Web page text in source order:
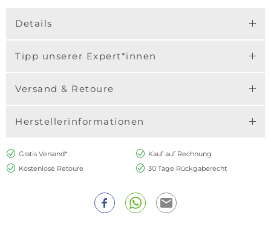
Details
Tipp unserer Expert*innen
Versand & Retoure
Herstellerinformationen
Gratis Versand*
Kauf auf Rechnung
Kostenlose Retoure
30 Tage Rückgaberecht